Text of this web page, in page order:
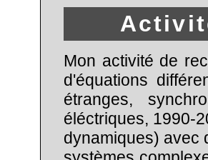
Mon activité de
d'équations
étranges,
éléctriques, 1990-
dynamiques) avec